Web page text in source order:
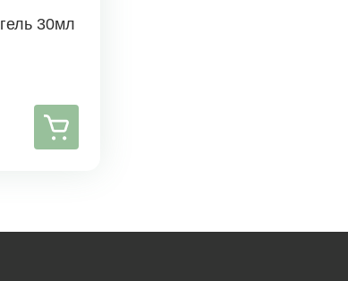
30мл